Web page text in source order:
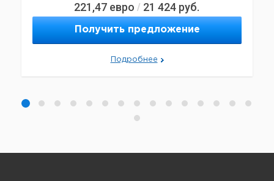
221,47 евро / 21 424 руб.
Получить предложение
Подробнее